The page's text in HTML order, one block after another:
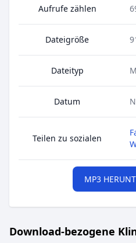
Aufrufe zählen
Dateigröße
Dateityp
Datum
Teilen zu sozialen
MP3
Download-bezogene